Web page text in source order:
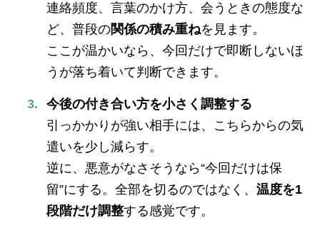
連絡頻度、言葉のかけ方、会うときの態度な
ど、普段の関係の積み重ねを見ます。
ここが温かいなら、今回だけで即断しないほ
うが落ち着いて判断できます。
今後の付き合い方を小さく調整する
引っかかりが強い相手には、こちらからの気
遣いを少し減らす。
逆に、悪意がなさそうなら“今回だけは保
留”にする。全部を切るのではなく、 温度を1
段階だけ調整する感覚です。